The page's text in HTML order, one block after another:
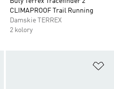
CLIMAPROOF Trail Running
Damskie TERREX
2 kolory